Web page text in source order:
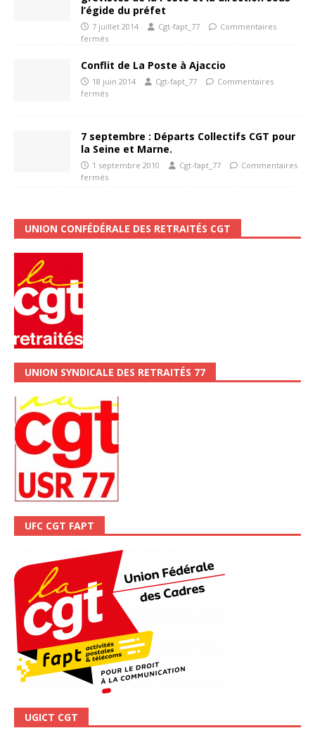
l’égide du préfet
7 juillet 2014 Cgt-fapt_77
Commentaires
fermés
Conflit de La Poste à Ajaccio
18 juin 2014 Cgt-fapt_77
Commentaires
fermés
7 septembre : Départs Collectifs CGT pour
la Seine et Marne.
1 septembre 2010 Cgt-fapt_77
Commentaires
fermés
UNION CONFÉDÉRALE DES RETRAITÉS CGT
UNION SYNDICALE DES RETRAITÉS 77
UFC CGT FAPT
UGICT CGT